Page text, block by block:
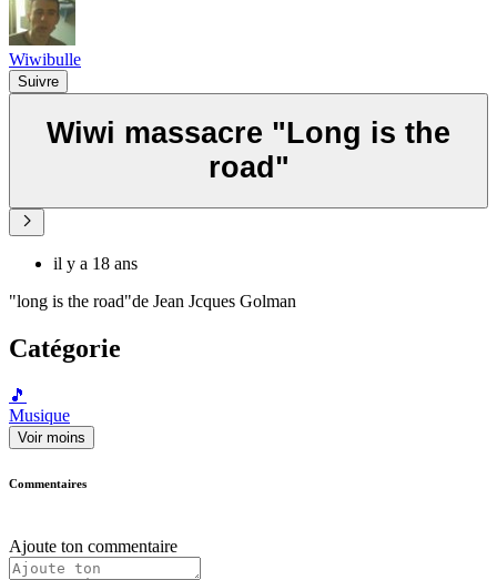
Wiwibulle
Suivre
Wiwi massacre "Long is the
road"
il y a 18 ans
"long is the road"de Jean Jcques Golman
Catégorie
🎵
Musique
Voir moins
Commentaires
Ajoute ton commentaire